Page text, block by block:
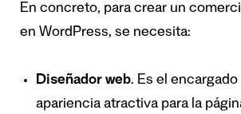
En concreto, para crear un
en WordPress, se necesita:
Diseñador web. Es el
apariencia atractiva para la